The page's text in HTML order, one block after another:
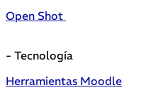
Open Shot
- Tecnología
Herramientas Moodle